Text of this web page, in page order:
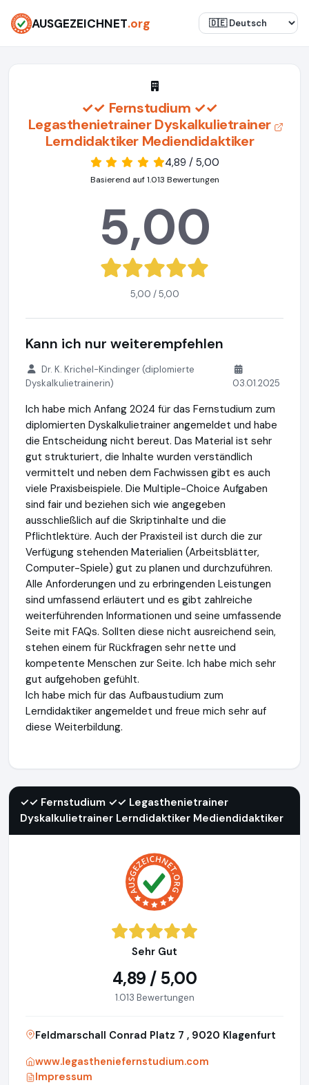
AUSGEZEICHNET.org
✓✓ Fernstudium ✓✓
Legasthenietrainer Dyskalkulietrainer
Lerndidaktiker Mediendidaktiker
4,89 / 5,00
Basierend auf 1.013 Bewertungen
5,00
5,00 / 5,00
Kann ich nur weiterempfehlen
Dr. K. Krichel-Kindinger (diplomierte
Dyskalkulietrainerin)
03.01.2025
Ich habe mich Anfang 2024 für das Fernstudium zum
diplomierten Dyskalkulietrainer angemeldet und habe
die Entscheidung nicht bereut. Das Material ist sehr
gut strukturiert, die Inhalte wurden verständlich
vermittelt und neben dem Fachwissen gibt es auch
viele Praxisbeispiele. Die Multiple-Choice Aufgaben
sind fair und beziehen sich wie angegeben
ausschließlich auf die Skriptinhalte und die
Pflichtlektüre. Auch der Praxisteil ist durch die zur
Verfügung stehenden Materialien (Arbeitsblätter,
Computer-Spiele) gut zu planen und durchzuführen.
Alle Anforderungen und zu erbringenden Leistungen
sind umfassend erläutert und es gibt zahlreiche
weiterführenden Informationen und seine umfassende
Seite mit FAQs. Sollten diese nicht ausreichend sein,
stehen einem für Rückfragen sehr nette und
kompetente Menschen zur Seite. Ich habe mich sehr
gut aufgehoben gefühlt.
Ich habe mich für das Aufbaustudium zum
Lerndidaktiker angemeldet und freue mich sehr auf
diese Weiterbildung.
✓✓ Fernstudium ✓✓ Legasthenietrainer
Dyskalkulietrainer Lerndidaktiker Mediendidaktiker
Sehr Gut
4,89 / 5,00
1.013 Bewertungen
Feldmarschall Conrad Platz 7 , 9020 Klagenfurt
www.legastheniefernstudium.com
Impressum